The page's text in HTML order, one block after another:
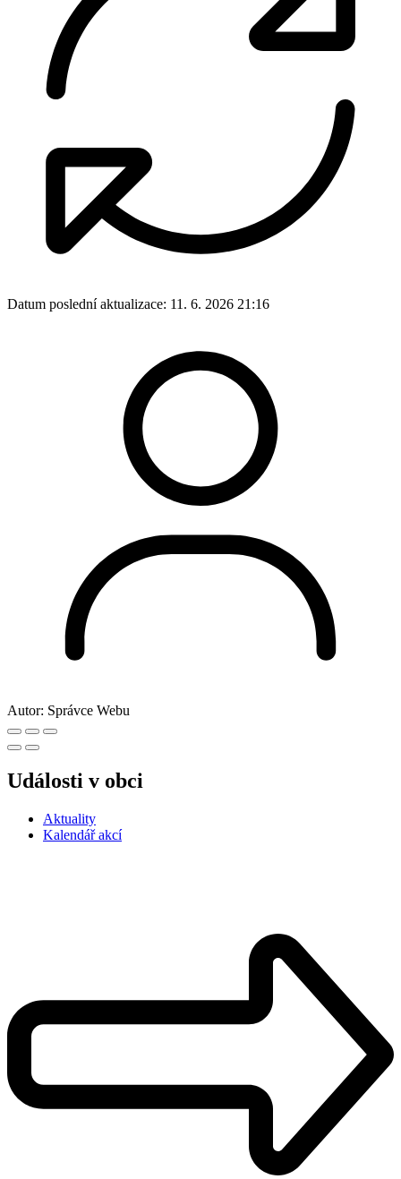
Datum poslední aktualizace: 11. 6. 2026 21:16
Autor: Správce Webu
Události v obci
Aktuality
Kalendář akcí